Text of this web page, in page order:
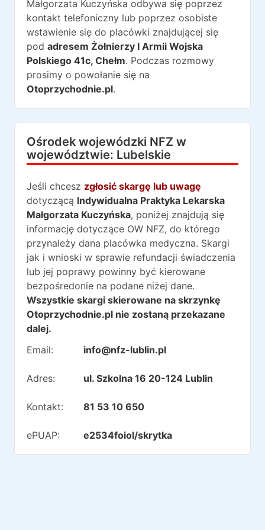
Małgorzata Kuczyńska odbywa się poprzez
kontakt telefoniczny lub poprzez osobiste
wstawienie się do placówki znajdującej się
pod adresem Żołnierzy I Armii Wojska
Polskiego 41c, Chełm. Podczas rozmowy
prosimy o powołanie się na
Otoprzychodnie.pl.
Ośrodek wojewódzki NFZ w
województwie: Lubelskie
Jeśli chcesz zgłosić skargę lub uwagę
dotyczącą Indywidualna Praktyka Lekarska
Małgorzata Kuczyńska, poniżej znajdują się
informację dotyczące OW NFZ, do którego
przynależy dana placówka medyczna. Skargi
jak i wnioski w sprawie refundacji świadczenia
lub jej poprawy powinny być kierowane
bezpośredonie na podane niżej dane.
Wszystkie skargi skierowane na skrzynkę
Otoprzychodnie.pl nie zostaną przekazane
dalej.
Email:
info@nfz-lublin.pl
Adres: ul. Szkolna 16 20-124 Lublin
Kontakt: 81 53 10 650
ePUAP: e2534foiol/skrytka